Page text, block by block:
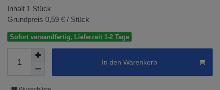
Inhalt 1 Stück
Grundpreis 0,59 € / Stück
Sofort versandfertig, Lieferzeit 1-2 Tage
In den Warenkorb